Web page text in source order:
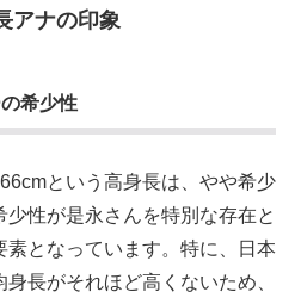
アナの印象
希少性
という高身長は、やや希少
性が是永さんを特別な存在と
素となっています。特に、日本
長がそれほど高くないため、